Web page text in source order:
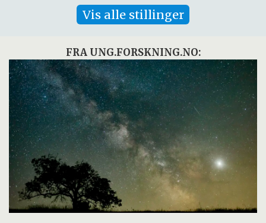
Vis alle stillinger
FRA UNG.FORSKNING.NO: